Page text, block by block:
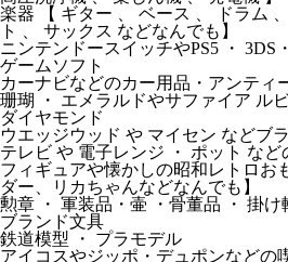
楽器 【 ギター 、 ベース 、 ドラム
ト 、 サックス などなんでも】
ニンテンドースイッチやPS5 ・ 3DS
ゲームソフト
カーナビなどのカー用品・アンティ
珊瑚 ・ エメラルドやサファイア ル
ダイヤモンド
ウエッジウッド や マイセン などブ
テレビ や 電子レンジ ・ ポット など
フィギュアや懐かしの昭和レトロお
ダー、リカちゃんなどなんでも】
勲章 ・ 軍装品・壷 ・骨董品 ・ 掛け
ブランド文具
鉄道模型 ・ プラモデル
アイコスやジッポ・デュポンなどの